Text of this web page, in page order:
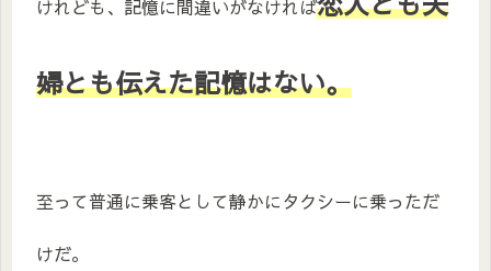
けれども、記憶に間違いがなければ
婦とも伝えた記憶はない。
至って普通に乗客として静かにタクシーに乗っただ
けだ。